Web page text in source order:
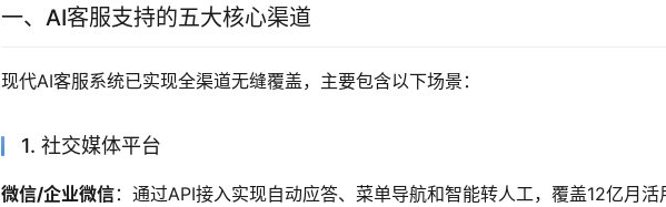
一、AI客服支持的五大核心渠道
现代AI客服系统已实现全渠道无缝覆盖，主要包含以下场景：
1. 社交媒体平台
微信/企业微信：通过API接入实现自动应答、菜单导航和智能转人工，覆盖12亿月活